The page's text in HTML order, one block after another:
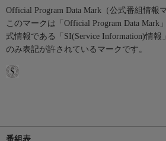
Official Program Data Mark（公式番組情報
このマークは「Official Program Data Mark
式情報である「SI(Service Information)情
のみ表記が許されているマークです。
番組表